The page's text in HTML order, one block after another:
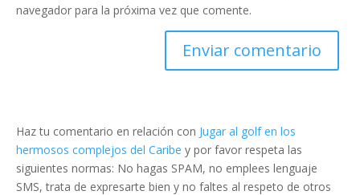
navegador para la próxima vez que comente.
Haz tu comentario en relación con Jugar al golf en los
hermosos complejos del Caribe y por favor respeta las
siguientes normas: No hagas SPAM, no emplees lenguaje
SMS, trata de expresarte bien y no faltes al respeto de otros